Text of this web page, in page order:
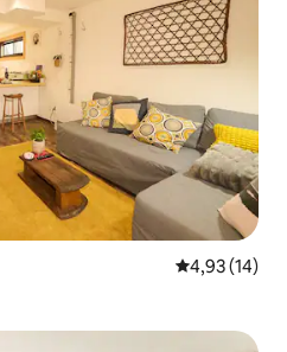
4,93 ud af 5
4,93 (14)